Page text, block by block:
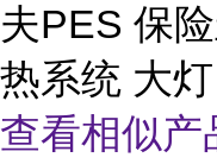
夫PES 保
热系统 大
查看相似